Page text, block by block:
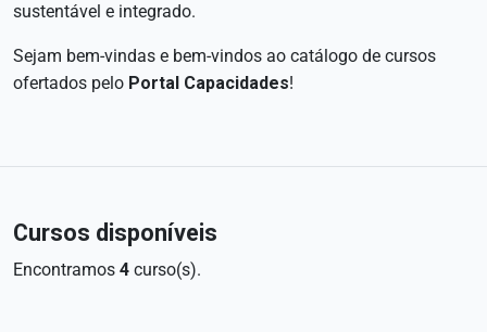
sustentável e integrado.
Sejam bem-vindas e bem-vindos ao catálogo de cursos
ofertados pelo Portal Capacidades!
Cursos disponíveis
Encontramos 4 curso(s).